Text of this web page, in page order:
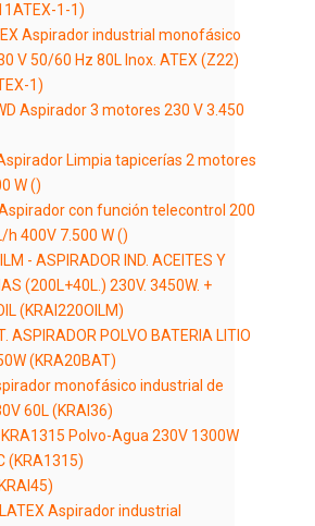
1-1)
Aspirador industrial monofásico
V 50/60 Hz 80L Inox. ATEX (Z22)
1)
Aspirador 3 motores 230 V 3.450
Limpia tapicerías 2 motores
W ()
con función telecontrol 200
h 400V 7.500 W ()
- ASPIRADOR IND. ACEITES Y
(200L+40L.) 230V. 3450W. +
(KRAI220OILM)
ASPIRADOR POLVO BATERIA LITIO
(KRA20BAT)
monofásico industrial de
60L (KRAI36)
Polvo-Agua 230V 1300W
(KRA1315)
Aspirador industrial